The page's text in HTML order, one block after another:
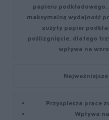
papieru
maksymalną wydajność
zużyty papier
poślizgnięcie, dlatego
wpływa na
Przyspiesza prace
Wpływa